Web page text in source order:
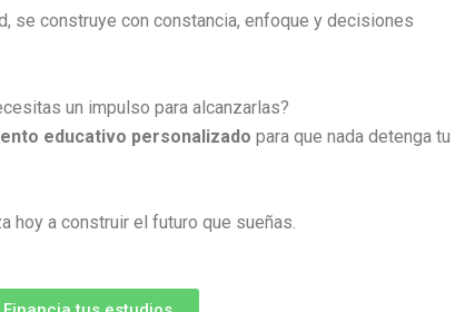
se construye con constancia, enfoque y decisiones
un impulso para alcanzarlas?
educativo personalizado para que nada detenga tu
hoy a construir el futuro que sueñas.